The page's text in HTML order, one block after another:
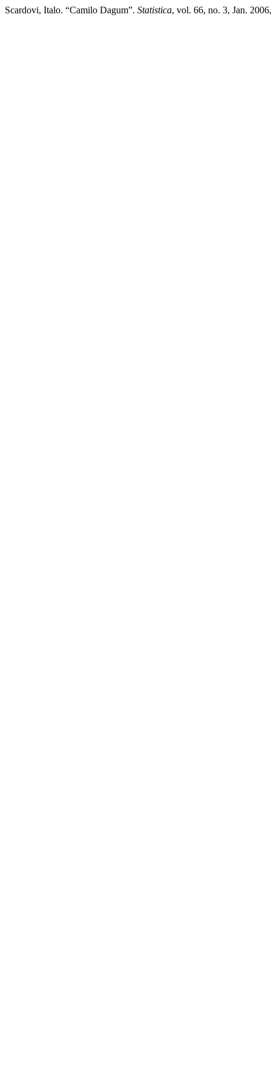
Scardovi, Italo. “Camilo Dagum”. Statistica, vol. 66, no. 3, Jan.